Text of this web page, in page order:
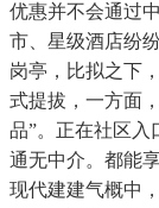
优惠并不会通过
市、星级酒店纷
岗亭，比拟之下
式提拔，一方面
品”。正在社区入
通无中介。都能
现代建建气概中